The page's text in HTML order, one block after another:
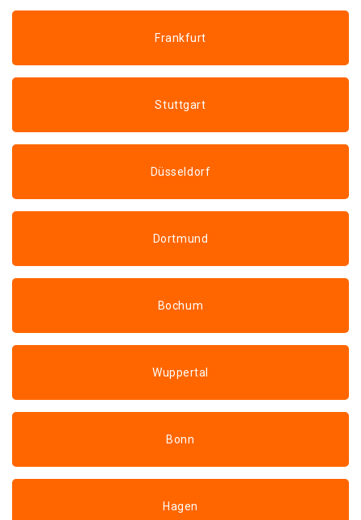
Frankfurt
Stuttgart
Düsseldorf
Dortmund
Bochum
Wuppertal
Bonn
Hagen